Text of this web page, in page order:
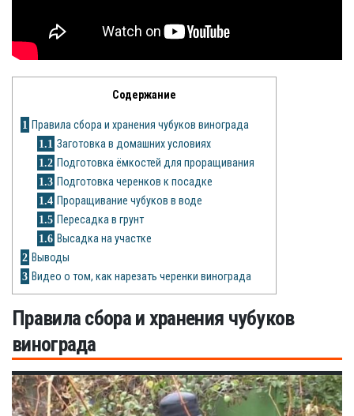
Помидоры
Цветы
Драцена
Замиокулькас
Петуния
Рецепты
О сайте
Содержание
1 Правила сбора и хранения чубуков винограда
1.1 Заготовка в домашних условиях
1.2 Подготовка ёмкостей для проращивания
1.3 Подготовка черенков к посадке
1.4 Проращивание чубуков в воде
1.5 Пересадка в грунт
1.6 Высадка на участке
2 Выводы
3 Видео о том, как нарезать черенки винограда
Правила сбора и хранения чубуков
винограда